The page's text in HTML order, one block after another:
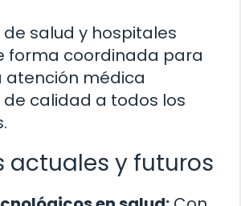
de salud y hospitales
forma coordinada para
atención médica
calidad a todos los
actuales y futuros